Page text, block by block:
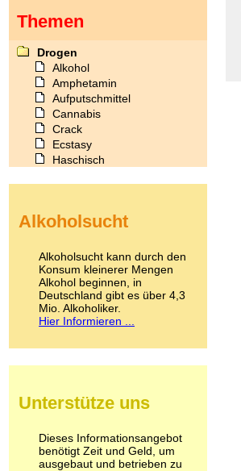
Themen
Drogen
Alkohol
Amphetamin
Aufputschmittel
Cannabis
Crack
Ecstasy
Haschisch
Kokain
LSD
Marihuana
Medikamente
Meskalin
Metamphetamin
Methadon
Pilze
Psychopharmaka
Schlafmittel
Schmerzmittel
Alkoholsucht
Alkoholsucht kann durch den
Konsum kleinerer Mengen
Alkohol beginnen, in
Deutschland gibt es über 4,3
Mio. Alkoholiker.
Hier Informieren ...
Unterstütze uns
Dieses Informationsangebot
benötigt Zeit und Geld, um
ausgebaut und betrieben zu